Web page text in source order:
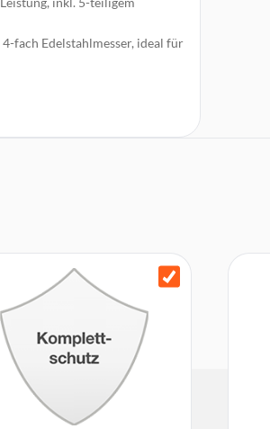
fach Edelstahlmesser, ideal für
Edelstahlmesser, perfekt
Pürees, cremige Dips
verstellbar, plus Turbo-
und komfortabel für längeres